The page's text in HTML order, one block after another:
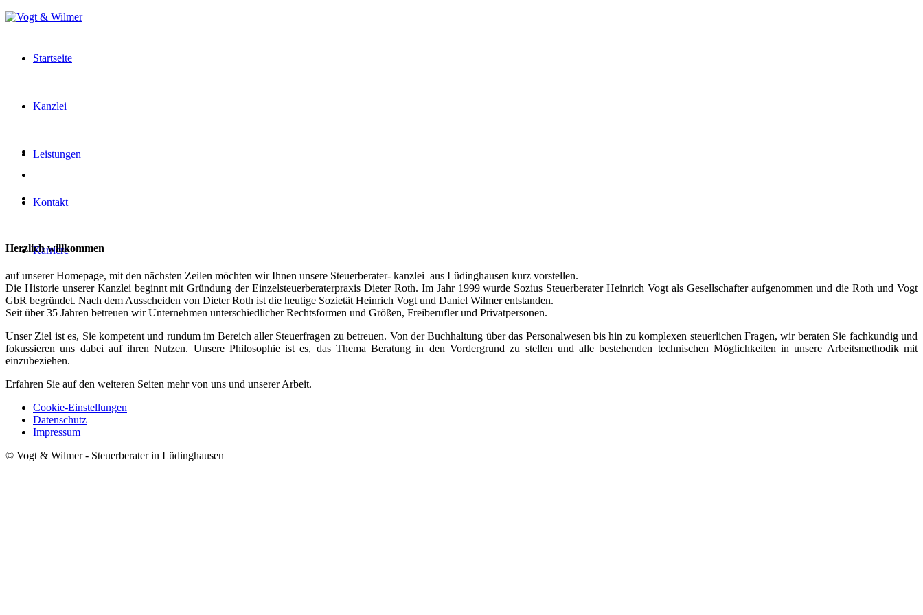
Startseite
Kanzlei
Leistungen
Kontakt
Karriere
Herzlich willkommen
auf unserer Homepage, mit den nächsten Zeilen möchten wir Ihnen unsere Steuerberater- kanzlei aus Lüdinghausen kurz vorstellen.
Die Historie unserer Kanzlei beginnt mit Gründung der Einzelsteuerberaterpraxis Dieter Roth. Im Jahr 1999 wurde Sozius Steuerberater Heinrich Vogt als Gesellschafter aufgenommen und die Roth und Vogt
GbR begründet. Nach dem Ausscheiden von Dieter Roth ist die heutige Sozietät Heinrich Vogt und Daniel Wilmer entstanden.
Seit über 35 Jahren betreuen wir Unternehmen unterschiedlicher Rechtsformen und Größen, Freiberufler und Privatpersonen.
Unser Ziel ist es, Sie kompetent und rundum im Bereich aller Steuerfragen zu betreuen. Von der Buchhaltung über das Personalwesen bis hin zu komplexen steuerlichen Fragen, wir beraten Sie fachkundig und
fokussieren uns dabei auf ihren Nutzen. Unsere Philosophie ist es, das Thema Beratung in den Vordergrund zu stellen und alle bestehenden technischen Möglichkeiten in unsere Arbeitsmethodik mit
einzubeziehen.
Erfahren Sie auf den weiteren Seiten mehr von uns und unserer Arbeit.
Cookie-Einstellungen
Datenschutz
Impressum
© Vogt & Wilmer - Steuerberater in Lüdinghausen